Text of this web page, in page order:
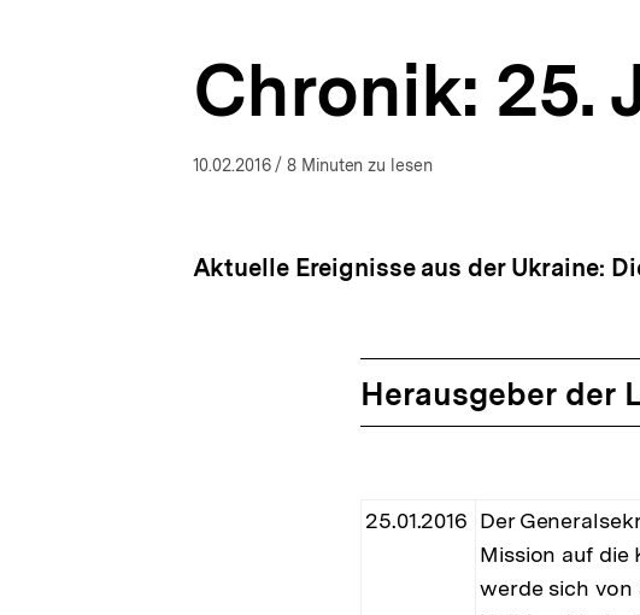
Chronik: 25.
10.02.2016/ 8 Minuten zu lesen
Aktuelle Ereignisse aus der Ukraine:
Herausgeber der
25.01.2016 Der
Mission auf die
werde sich von